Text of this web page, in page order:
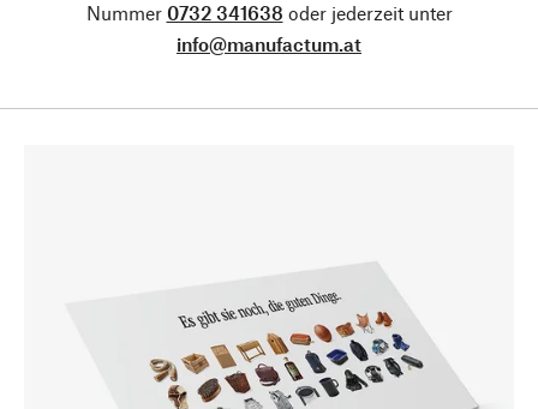
Nummer 0732 341638 oder jederzeit unter
info@manufactum.at